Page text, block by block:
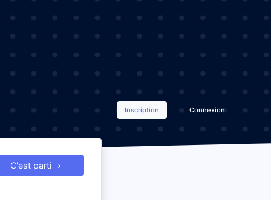
Inscription Connexion
C'est parti